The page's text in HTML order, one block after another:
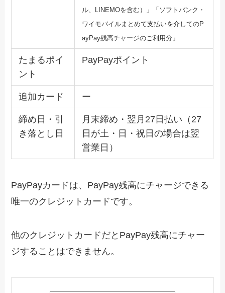
ル、LINEMOを含む）」「ソフトバンク・
ワイモバイルまとめて支払いを介してのP
ayPay残高チャージのご利用分」
たまるポイ
ント
PayPayポイント
追加カード ー
締め日・引
き落とし日
月末締め・翌月27日払い（27
日が土・日・祝日の場合は翌
営業日）
PayPayカードは、PayPay残高にチャージできる
唯一のクレジットカードです。
他のクレジットカードだとPayPay残高にチャー
ジすることはできません。